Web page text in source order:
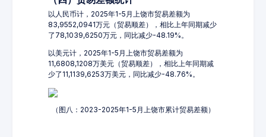
以人民币计，2025年1-5月上饶市贸易差额为
83,9552,0941万元（贸易顺差），相比上年同期减少
了78,1039,6250万元，同比减少-48.19%。
以美元计，2025年1-5月上饶市贸易差额为
11,6808,1208万美元（贸易顺差），相比上年同期减
少了11,1139,6253万美元，同比减少-48.76%。
（图八：2023-2025年1-5月上饶市累计贸易差额）